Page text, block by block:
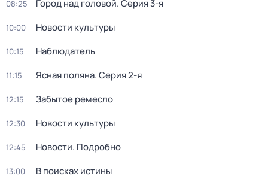
08:25 Город над головой. Серия 3-я
10:00 Новости культуры
10:15 Наблюдатель
11:15 Ясная поляна. Серия 2-я
12:15 Забытое ремесло
12:30 Новости культуры
12:45 Новости. Подробно
13:00 В поисках истины